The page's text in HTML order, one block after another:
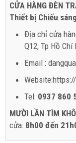
CỬA HÀNG ĐÈN
Thiết bị Chiếu
Địa chỉ cửa
Q12, Tp Hồ Chí
Email :
Tel: 0937 860
MƯỜI LẦN TÌM
cửa: 8h00 đến